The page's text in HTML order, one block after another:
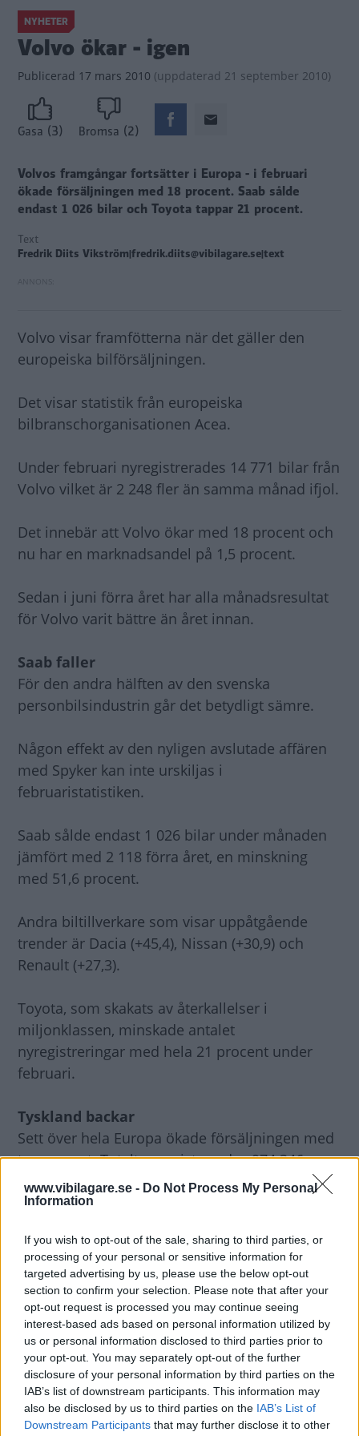
www.vibilagare.se - Do Not Process My Personal
Information
If you wish to opt-out of the sale, sharing to third parties, or
processing of your personal or sensitive information for
targeted advertising by us, please use the below opt-out
section to confirm your selection. Please note that after your
opt-out request is processed you may continue seeing
interest-based ads based on personal information utilized by
us or personal information disclosed to third parties prior to
your opt-out. You may separately opt-out of the further
disclosure of your personal information by third parties on the
IAB’s list of downstream participants. This information may
also be disclosed by us to third parties on the IAB’s List of
Downstream Participants that may further disclose it to other
NYHETER
Volvo ökar - igen
Publicerad 17 mars 2010 (uppdaterad 21 september 2010)
Gasa (3) Bromsa (2)
Volvos framgångar fortsätter i Europa - i februari
ökade försäljningen med 18 procent. Saab sålde
endast 1 026 bilar och Toyota tappar 21 procent.
Text
Fredrik Diits Vikström|fredrik.diits@vibilagare.se|text
Volvo visar framfötterna när det gäller den
europeiska bilförsäljningen.
Det visar statistik från europeiska
bilbranschorganisationen Acea.
Under februari nyregistrerades 14 771 bilar från
Volvo vilket är 2 248 fler än samma månad ifjol.
Det innebär att Volvo ökar med 18 procent och
nu har en marknadsandel på 1,5 procent.
Sedan i juni förra året har alla månadsresultat
för Volvo varit bättre än året innan.
Saab faller
För den andra hälften av den svenska
personbilsindustrin går det betydligt sämre.
Någon effekt av den nyligen avslutade affären
med Spyker kan inte urskiljas i
februaristatistiken.
Saab sålde endast 1 026 bilar under månaden
jämfört med 2 118 förra året, en minskning
med 51,6 procent.
Andra biltillverkare som visar uppåtgående
trender är Dacia (+45,4), Nissan (+30,9) och
Renault (+27,3).
Toyota, som skakats av återkallelser i
miljonklassen, minskade antalet
nyregistreringar med hela 21 procent under
februari.
Tyskland backar
Sett över hela Europa ökade försäljningen med
tre procent. Totalt nyregistrerades 974 346
bilar.
Frankrike, Italien, Storbritannien och Spanien.
Men ökningen hölls tillbaka på grund av ett
försäljningsras på 29,8 procent på den viktiga
tyska marknaden.
Det tyska raset förklaras med att
skrotpremierna där nyligen har avskaffats.